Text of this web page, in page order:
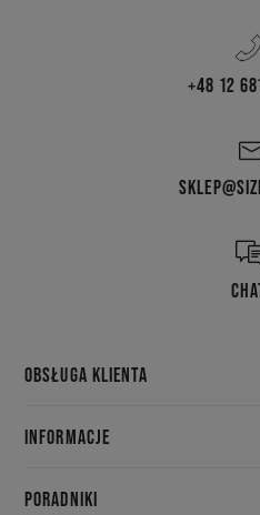
+48 12
OBSŁUGA KLIENTA
INFORMACJE
PORADNIKI